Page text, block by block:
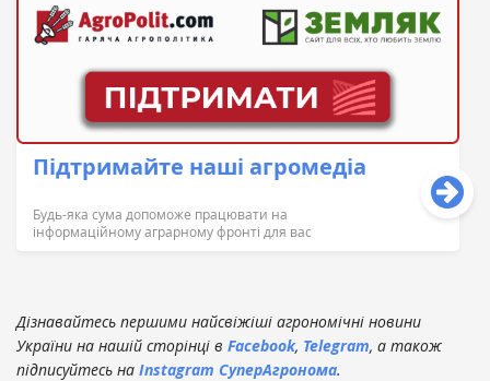
Підтримайте наші агромедіа
Будь-яка сума допоможе працювати на
інформаційному аграрному фронті для вас
Дізнавайтесь першими найсвіжіші агрономічні новини
України на нашій сторінці в Facebook, Telegram, а також
підписуйтесь на Instagram СуперАгронома.